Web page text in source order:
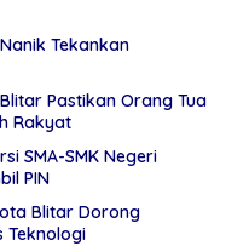
Tekankan
Pastikan Orang Tua
Rakyat
SMA-SMK Negeri
PIN
Blitar Dorong
Teknologi